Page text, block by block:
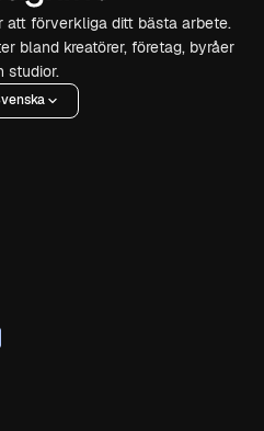
att förverkliga ditt bästa arbete.
bland kreatörer, företag, byråer
studior.